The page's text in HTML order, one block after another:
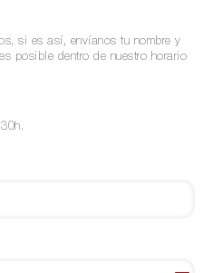
si es así, envíanos tu nombre y
posible dentro de nuestro horario